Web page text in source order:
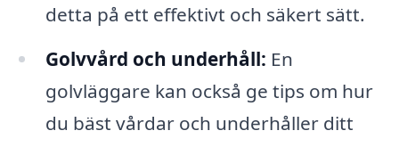
detta på ett effektivt och säkert sätt.
Golvvård och underhåll: En
golvläggare kan också ge tips om hur
du bäst vårdar och underhåller ditt